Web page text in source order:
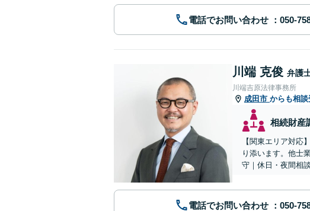
電話でお問い合わせ
川端 克俊 弁護
川端吉原法律事務所
成田市 からも相談
相続財産
【関東エリア対応
り添います。他士
守｜休日・夜間相談
電話でお問い合わせ